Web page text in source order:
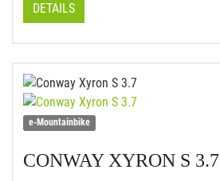
DETAILS
e-Mountainbike
CONWAYXYRON S 3.7